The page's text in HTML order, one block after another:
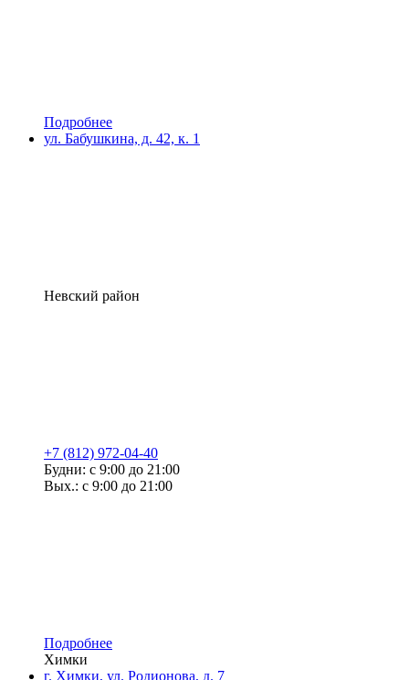
Подробнее
ул. Бабушкина, д. 42, к. 1
Невский район
+7 (812) 972-04-40
Будни: с 9:00 до 21:00
Вых.: с 9:00 до 21:00
Подробнее
Химки
г. Химки, ул. Родионова, д. 7